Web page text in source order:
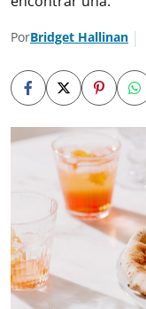
PorBridget Hallinan